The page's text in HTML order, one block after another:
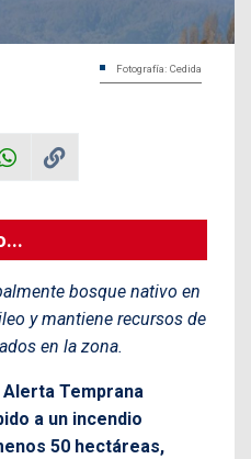
Fotografía: Cedida
bosque nativo en
y mantiene recursos de
en la zona.
Temprana
a un incendio
50 hectáreas,